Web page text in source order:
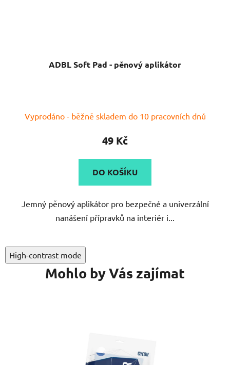
ADBL Soft Pad - pěnový aplikátor
hodnocení
produktu
5,0
z
hvězdiček.
Vyprodáno - běžně skladem do 10 pracovních dnů
49 Kč
DO KOŠÍKU
Jemný pěnový aplikátor pro bezpečné a univerzální
nanášení přípravků na interiér i...
High-contrast mode
Mohlo by Vás zajímat